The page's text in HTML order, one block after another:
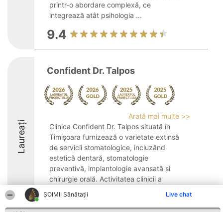
ŞOIMII Sănătații Live chat
printr-o abordare complexă, ce
integrează atât psihologia ...
9.4
Laureați
Confident Dr. Talpos
Arată mai multe >>
Clinica Confident Dr. Talpos situată în
Timișoara furnizează o varietate extinsă
de servicii stomatologice, incluzând
estetică dentară, stomatologie
preventivă, implantologie avansată și
chirurgie orală. Activitatea clinicii a
9.8